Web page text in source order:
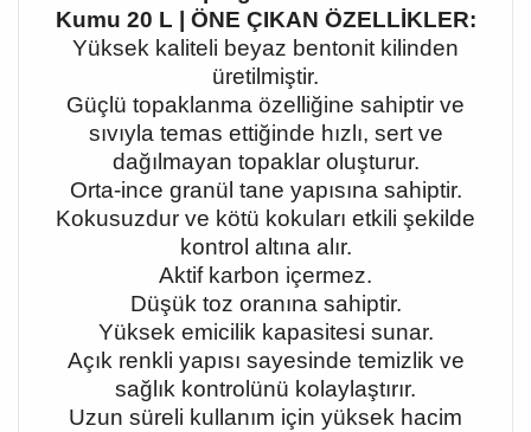
Kumu 20 L | ÖNE ÇIKAN ÖZELLİKLER:
Yüksek kaliteli beyaz bentonit kilinden
üretilmiştir.
Güçlü topaklanma özelliğine sahiptir ve
sıvıyla temas ettiğinde hızlı, sert ve
dağılmayan topaklar oluşturur.
Orta-ince granül tane yapısına sahiptir.
Kokusuzdur ve kötü kokuları etkili şekilde
kontrol altına alır.
Aktif karbon içermez.
Düşük toz oranına sahiptir.
Yüksek emicilik kapasitesi sunar.
Açık renkli yapısı sayesinde temizlik ve
sağlık kontrolünü kolaylaştırır.
Uzun süreli kullanım için yüksek hacim